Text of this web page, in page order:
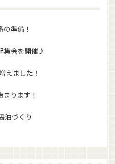
準備！
集会を開催♪
えました！
ります！
油づくり